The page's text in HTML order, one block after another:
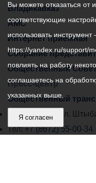
Владикавказ:
Владикавказ
АМС
Интернет приемная
Собрание
Общественный Совет
Пресс-центр
Общественный
Владикавказ, пл.
Тел:+7 (8672) 55-00-34
Вы можете отказаться от
соответствующие
использовать
https://yandex.ru/support/
повлиять на работу
соглашаетесь на
указанных выше.
Я согласен